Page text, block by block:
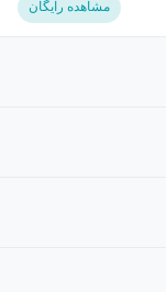
مشاهده رایگان